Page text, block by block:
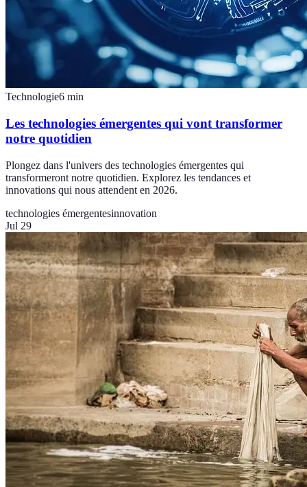
Technologie6 min
Les technologies émergentes qui vont transformer
notre quotidien
Plongez dans l'univers des technologies émergentes qui
transformeront notre quotidien. Explorez les tendances et
innovations qui nous attendent en 2026.
technologies émergentesinnovation
Jul 29